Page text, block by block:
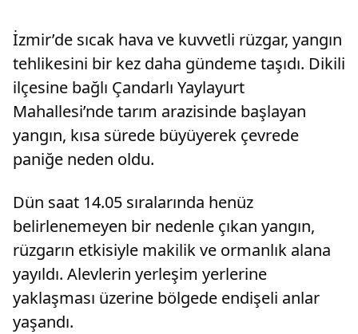
İzmir’de sıcak hava ve kuvvetli rüzgar, yangın
tehlikesini bir kez daha gündeme taşıdı. Dikili
ilçesine bağlı Çandarlı Yaylayurt
Mahallesi’nde tarım arazisinde başlayan
yangın, kısa sürede büyüyerek çevrede
paniğe neden oldu.
Dün saat 14.05 sıralarında henüz
belirlenemeyen bir nedenle çıkan yangın,
rüzgarın etkisiyle makilik ve ormanlık alana
yayıldı. Alevlerin yerleşim yerlerine
yaklaşması üzerine bölgede endişeli anlar
yaşandı.